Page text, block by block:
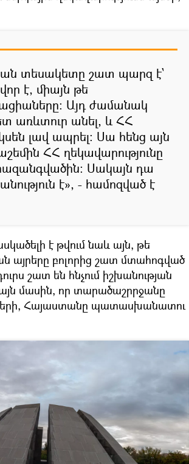
տեսակետը շատ պարզ է`
է, միայն թե
Այդ ժամանակ
առևտուր անել, և ՀՀ
լավ ապրել։ Սա հենց այն
ՀՀ ղեկավարությունը
Սակայն դա
է», - համոզված է
է թվում նաև այն, թե
այրերը բոլորից շատ մտահոգված
շատ են հնչում իշխանության
այն մասին, որ տարածաշրրջանը
Հայաստանը պատասխանատու